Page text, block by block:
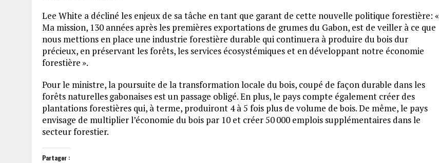
Lee White a décliné les enjeux de sa tâche en tant que garant de cette nouvelle politique forestière: «
Ma mission, 130 années après les premières exportations de grumes du Gabon, est de veiller à ce que
nous mettions en place une industrie forestière durable qui continuera à produire du bois dur
précieux, en préservant les forêts, les services écosystémiques et en développant notre économie
forestière ».
Pour le ministre, la poursuite de la transformation locale du bois, coupé de façon durable dans les
forêts naturelles gabonaises est un passage obligé. En plus, le pays compte également créer des
plantations forestières qui, à terme, produiront 4 à 5 fois plus de volume de bois. De même, le pays
envisage de multiplier l’économie du bois par 10 et créer 50 000 emplois supplémentaires dans le
secteur forestier.
Partager :